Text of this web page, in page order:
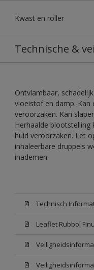
Kwast en roller
Technische &
Ontvlambaar,
vloeistof en damp. Kan
veroorzaken. Kan
Herhaalde
huid veroorzaken. Let
inhaleerbare druppels
inademen.
Leaflet Rubbol